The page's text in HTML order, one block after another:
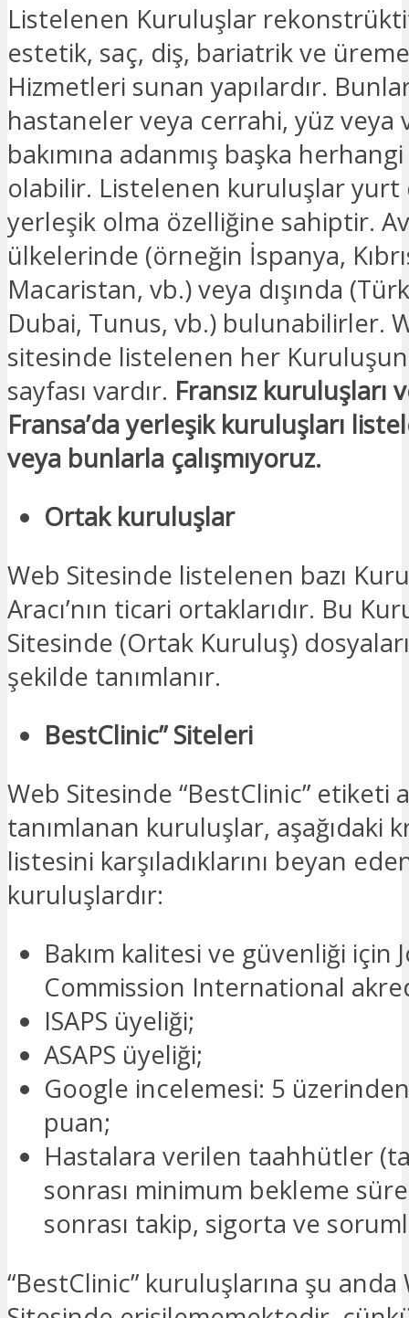
Listelenen Kuruluşlar
estetik, saç, diş, bariatrik ve
Hizmetleri sunan yapılardır.
hastaneler veya cerrahi, yüz veya
bakımına adanmış başka
olabilir. Listelenen kuruluşlar yurt
yerleşik olma özelliğine sahiptir.
ülkelerinde (örneğin İspanya,
Macaristan, vb.) veya dışında
Dubai, Tunus, vb.) bulunabilirler.
sitesinde listelenen her
sayfası vardır. Fransız kuruluşları
Fransa’da yerleşik kuruluşları
veya bunlarla çalışmıyoruz.
Ortak kuruluşlar
Web Sitesinde listelenen bazı
Aracı’nın ticari ortaklarıdır. Bu
Sitesinde (Ortak Kuruluş)
şekilde tanımlanır.
BestClinic” Siteleri
Web Sitesinde “BestClinic” etiketi
tanımlanan kuruluşlar, aşağıdaki
listesini karşıladıklarını beyan
kuruluşlardır:
Bakım kalitesi ve güvenliği için
Commission International
ISAPS üyeliği;
ASAPS üyeliği;
Google incelemesi: 5
puan;
Hastalara verilen taahhütler
sonrası minimum bekleme
sonrası takip, sigorta ve
“BestClinic” kuruluşlarına şu anda